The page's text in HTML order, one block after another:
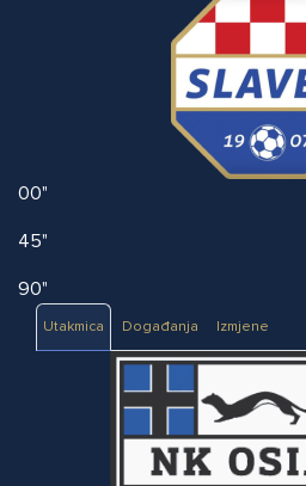
00"
45"
90"
Utakmica Događanja Izmjene